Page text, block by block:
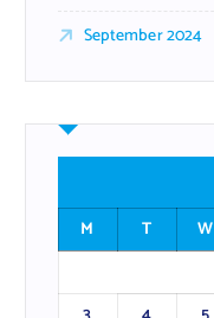
September 2024
M
T W